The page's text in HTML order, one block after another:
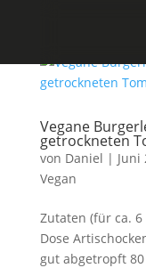
Vegane
getrockneten
von Daniel | Juni
Vegan
Zutaten (für ca. 6
Dose
gut abgetropft